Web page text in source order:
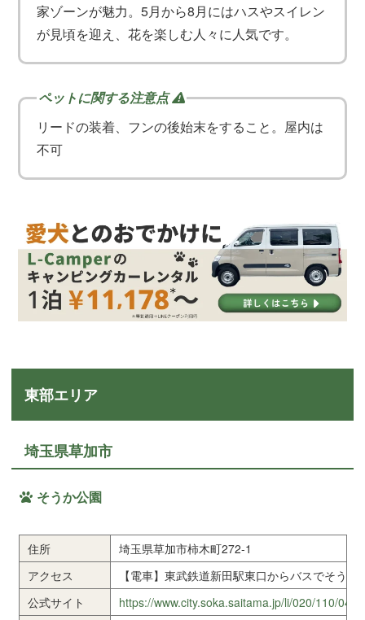
家ゾーンが魅力。5月から8月にはハスやスイレン
が見頃を迎え、花を楽しむ人々に人気です。
リードの装着、フンの後始末をすること。屋内は
不可
東部エリア
埼玉県草加市
そうか公園
住所
埼玉県草加市柿木町272-1
アクセス
【電車】東武鉄道新田駅東口からバスでそう
公式サイト
https://www.city.soka.saitama.jp/li/020/110/